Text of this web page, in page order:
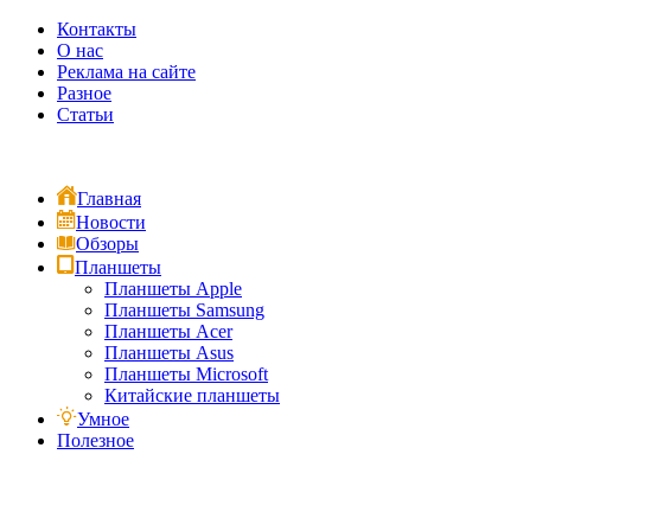
Контакты
О нас
Реклама на сайте
Разное
Статьи
Главная
Новости
Обзоры
Планшеты
Планшеты Apple
Планшеты Samsung
Планшеты Acer
Планшеты Asus
Планшеты Microsoft
Китайские планшеты
Умное
Полезное